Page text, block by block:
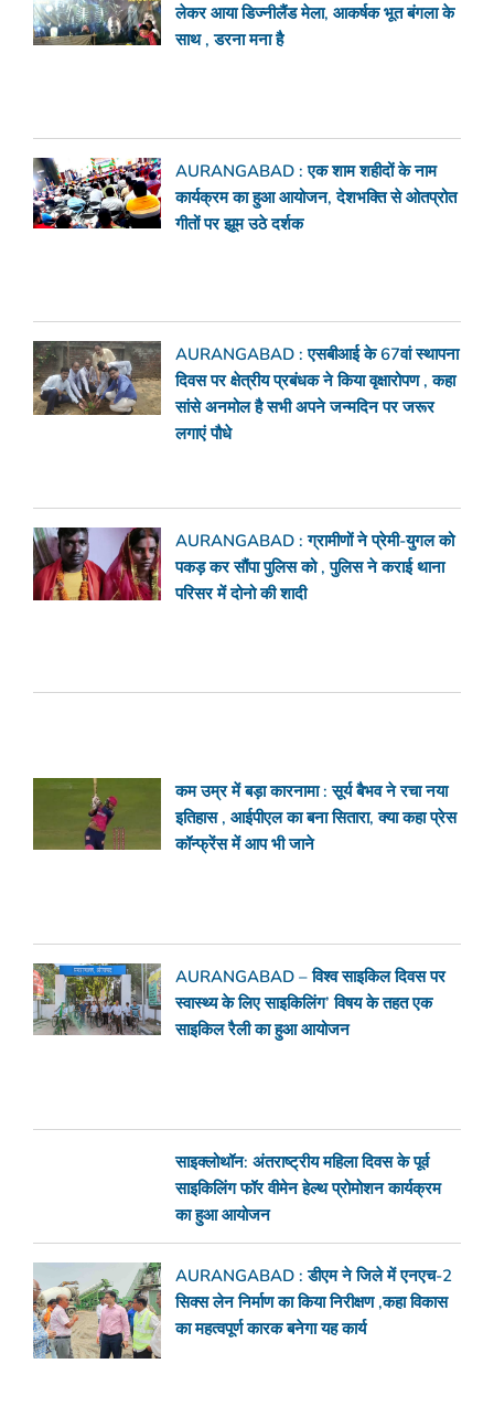
लेकर आया डिज्नीलैंड मेला, आकर्षक भूत बंगला के
साथ , डरना मना है
AURANGABAD : एक शाम शहीदों के नाम
कार्यक्रम का हुआ आयोजन, देशभक्ति से ओतप्रोत
गीतों पर झूम उठे दर्शक
AURANGABAD : एसबीआई के 67वां स्थापना
दिवस पर क्षेत्रीय प्रबंधक ने किया वृक्षारोपण , कहा
सांसे अनमोल है सभी अपने जन्मदिन पर जरूर
लगाएं पौधे
AURANGABAD : ग्रामीणों ने प्रेमी-युगल को
पकड़ कर सौंपा पुलिस को , पुलिस ने कराई थाना
परिसर में दोनो की शादी
कम उम्र में बड़ा कारनामा : सूर्य बैभव ने रचा नया
इतिहास , आईपीएल का बना सितारा, क्या कहा प्रेस
कॉन्फ्रेंस में आप भी जाने
AURANGABAD – विश्व साइकिल दिवस पर
स्वास्थ्य के लिए साइकिलिंग’ विषय के तहत एक
साइकिल रैली का हुआ आयोजन
साइक्लोथॉन: अंतराष्ट्रीय महिला दिवस के पूर्व
साइकिलिंग फॉर वीमेन हेल्थ प्रोमोशन कार्यक्रम
का हुआ आयोजन
AURANGABAD : डीएम ने जिले में एनएच-2
सिक्स लेन निर्माण का किया निरीक्षण ,कहा विकास
का महत्वपूर्ण कारक बनेगा यह कार्य